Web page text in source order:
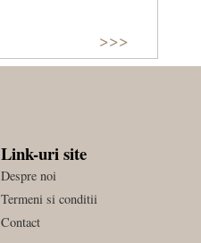
>>>
Link-uri site
Despre noi
Termeni si conditii
Contact